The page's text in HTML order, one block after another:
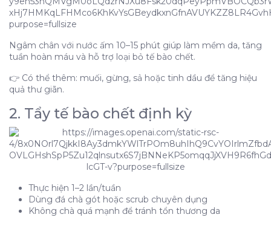
Ngâm chân với nước ấm 10–15 phút giúp làm mềm da, tăng
tuần hoàn máu và hỗ trợ loại bỏ tế bào chết.
👉 Có thể thêm: muối, gừng, sả hoặc tinh dầu để tăng hiệu
quả thư giãn.
2. Tẩy tế bào chết định kỳ
Thực hiện 1–2 lần/tuần
Dùng đá chà gót hoặc scrub chuyên dụng
Không chà quá mạnh để tránh tổn thương da